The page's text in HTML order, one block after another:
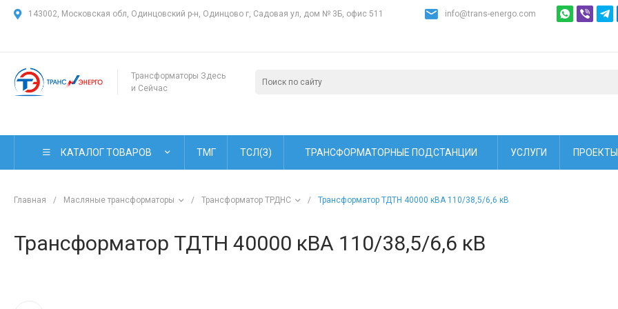
143002, Московская обл, Одинцовский р-н, Одинцово г, Садовая ул, дом № 3Б, офис 511 info@trans-energo.com
Трансформаторы Здесь
и Сейчас
КАТАЛОГ ТОВАРОВ ТМГ ТСЛ(З) ТРАНСФОРМАТОРНЫЕ ПОДСТАНЦИИ УСЛУГИ ПРОЕКТЫ
Главная / Масляные трансформаторы / Трансформатор ТРДНС / Трансформатор ТДТН 40000 кВА 110/38,5/6,6 кВ
Трансформатор ТДТН 40000 кВА 110/38,5/6,6 кВ